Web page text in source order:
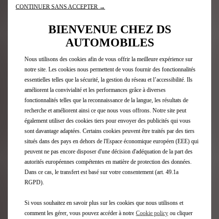
propriétaires sont invités à le consulter régulièrement.
SAISISSEZ VOTRE NUMÉRO DE VIN
Le numéro VIN (Vehicle Identification Number)
correspond au numéro de châssis du véhicule.
Il se trouve à la référence E de votre certificat
d'immatriculation. Visualisez un exemple.
Consultez unexemplaire.
CONTINUER SANS ACCEPTER →
BIENVENUE CHEZ DS
AUTOMOBILES
Nous utilisons des cookies afin de vous offrir la meilleure expérience sur
notre site. Les cookies nous permettent de vous fournir des fonctionnalités
essentielles telles que la sécurité, la gestion du réseau et l’accessibilité. Ils
améliorent la convivialité et les performances grâce à diverses
fonctionnalités telles que la reconnaissance de la langue, les résultats de
recherche et améliorent ainsi ce que nous vous offrons. Notre site peut
également utiliser des cookies tiers pour envoyer des publicités qui vous
sont davantage adaptées. Certains cookies peuvent être traités par des tiers
situés dans des pays en dehors de l'Espace économique européen (EEE) qui
peuvent ne pas encore disposer d'une décision d'adéquation de la part des
autorités européennes compétentes en matière de protection des données.
Dans ce cas, le transfert est basé sur votre consentement (art. 49.1a
RGPD).
Si vous souhaitez en savoir plus sur les cookies que nous utilisons et
comment les gérer, vous pouvez accéder à notre Cookie policy ou cliquer